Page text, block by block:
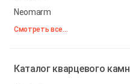
Neomarm
Смотреть все...
Каталог кварцевого